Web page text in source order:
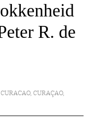
R. de
, CURAÇAO,